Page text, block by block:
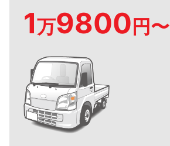
1万9800 円〜